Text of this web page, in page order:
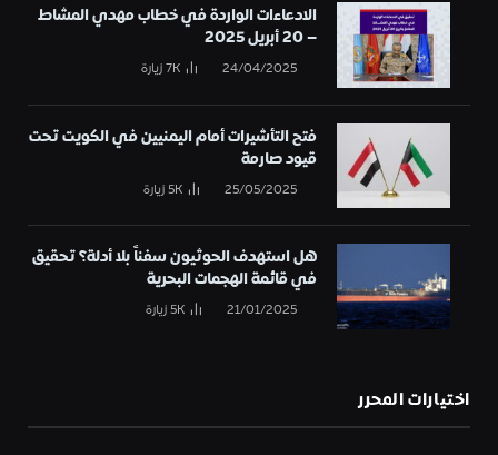
الادعاءات الواردة في خطاب مهدي المشاط
– 20 أبريل 2025
24/04/2025
7Kزيارة
فتح التأشيرات أمام اليمنيين في الكويت تحت
قيود صارمة
25/05/2025
5Kزيارة
هل استهدف الحوثيون سفناً بلا أدلة؟ تحقيق
في قائمة الهجمات البحرية
21/01/2025
5Kزيارة
اختيارات المحرر